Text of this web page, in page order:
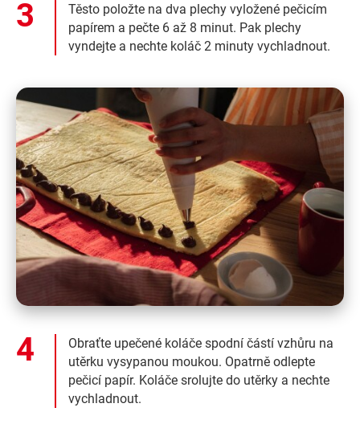
Těsto položte na dva plechy vyložené pečicím
papírem a pečte 6 až 8 minut. Pak plechy
vyndejte a nechte koláč 2 minuty vychladnout.
Obraťte upečené koláče spodní částí vzhůru na
utěrku vysypanou moukou. Opatrně odlepte
pečicí papír. Koláče srolujte do utěrky a nechte
vychladnout.